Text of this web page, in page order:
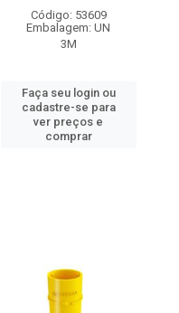
Código: 53609
Embalagem: UN
3M
Faça seu login ou
cadastre-se para
ver preços e
comprar